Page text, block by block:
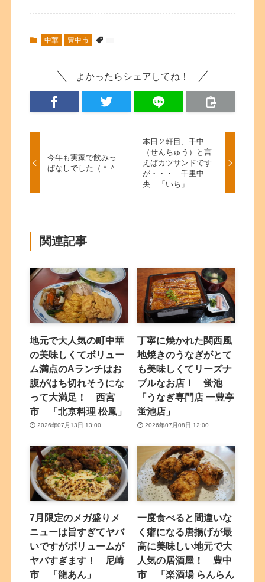
中華 豊中市
よかったらシェアしてね！
今年も実家で飲みっ
ぱなしでした（＾＾
本日２軒目、千中
（せんちゅう）と言
えばカツサンドです
が・・・ 千里中
央 「いち」
関連記事
地元で大人気の町中華
の美味しくてボリュー
ム満点のAランチはお
腹がはち切れそうにな
って大満足！ 西宮
市 「北京料理 松鳳」
2026年07月13日 13:00
丁寧に焼かれた関西風
地焼きのうなぎがとて
も美味しくてリーズナ
ブルなお店！ 蛍池
「うなぎ専門店 一豊亭
蛍池店」
2026年07月08日 12:00
7月限定のメガ盛りメ
ニューは旨すぎてヤバ
いですがボリュームが
ヤバすぎます！ 尼崎
市 「龍あん」
一度食べると間違いな
く癖になる唐揚げが最
高に美味しい地元で大
人気の居酒屋！ 豊中
市 「楽酒場 らんらん